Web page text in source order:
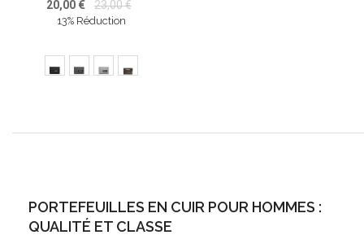
20,00 € 23,00 €
13% Réduction
PORTEFEUILLES EN CUIR POUR HOMMES :
QUALITÉ ET CLASSE